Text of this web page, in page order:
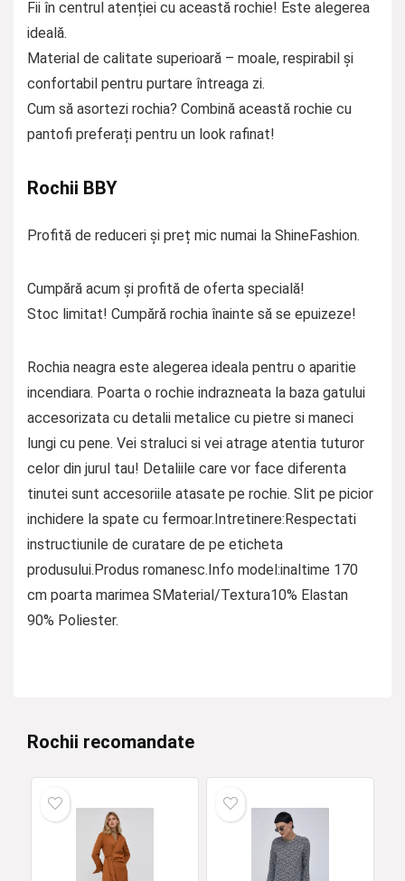
Fii în centrul atenției cu această rochie! Este alegerea
ideală.
Material de calitate superioară – moale, respirabil și
confortabil pentru purtare întreaga zi.
Cum să asortezi rochia? Combină această rochie cu
pantofi preferați pentru un look rafinat!
Rochii BBY
Profită de reduceri și preț mic numai la ShineFashion.
Cumpără acum și profită de oferta specială!
Stoc limitat! Cumpără rochia înainte să se epuizeze!
Rochia neagra este alegerea ideala pentru o aparitie
incendiara. Poarta o rochie indrazneata la baza gatului
accesorizata cu detalii metalice cu pietre si maneci
lungi cu pene. Vei straluci si vei atrage atentia tuturor
celor din jurul tau! Detaliile care vor face diferenta
tinutei sunt accesoriile atasate pe rochie. Slit pe picior
inchidere la spate cu fermoar.Intretinere:Respectati
instructiunile de curatare de pe eticheta
produsului.Produs romanesc.Info model:inaltime 170
cm poarta marimea SMaterial/Textura10% Elastan
90% Poliester.
Rochii recomandate